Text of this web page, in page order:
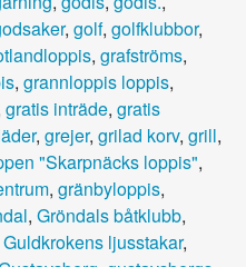
, golf, golfklubbor,
, grafströms,
, grannloppis loppis,
gratis inträde, gratis
, grejer, grilad korv, grill,
"Skarpnäcks loppis",
, gränbyloppis,
, Gröndals båtklubb,
Guldkrokens ljusstakar,